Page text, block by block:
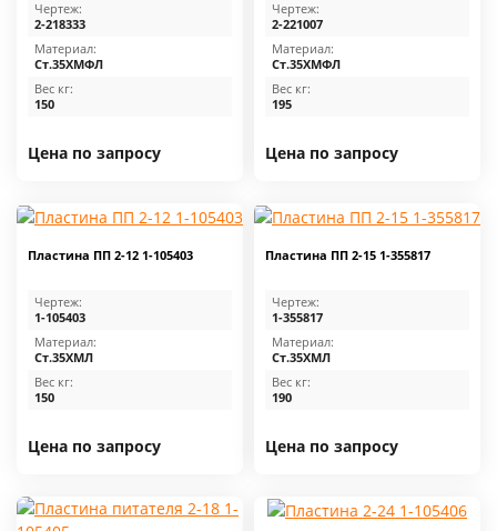
Чертеж:
2-218333
Материал:
Ст.35ХМФЛ
Вес кг:
150
Цена по запросу
Чертеж:
2-221007
Материал:
Ст.35ХМФЛ
Вес кг:
195
Цена по запросу
Пластина ПП 2-12 1-105403
Чертеж:
1-105403
Материал:
Ст.35ХМЛ
Вес кг:
150
Цена по запросу
Пластина ПП 2-15 1-355817
Чертеж:
1-355817
Материал:
Ст.35ХМЛ
Вес кг:
190
Цена по запросу